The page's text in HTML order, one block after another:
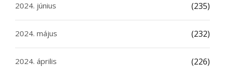
2024. június (235)
2024. május (232)
2024. április (226)